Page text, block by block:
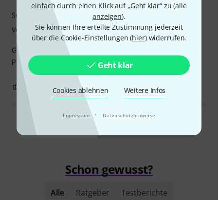
einfach durch einen Klick auf „Geht klar“ zu (alle
anzeigen).
Sie können Ihre erteilte Zustimmung jederzeit
über die Cookie-Einstellungen (hier) widerrufen.
Geht klar
Cookies ablehnen Weitere Infos
Impressum · Datenschutzhinweise
Geiles Becken, passt zum Rest meiner bisherigen Becken
perfekt.
Sound
Verarbeitung
0 BEWERTUNG MELDEN
Alle Bewertungen lesen
Schon gewusst?
Alle Ratgeber Testberichte